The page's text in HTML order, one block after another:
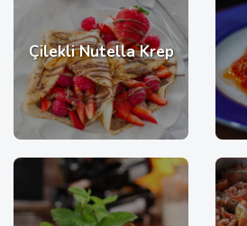
Çilekli Nutella Krep